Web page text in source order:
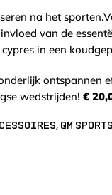
na het
van de
in een
ontspannen
wedstrijden! €
, QM